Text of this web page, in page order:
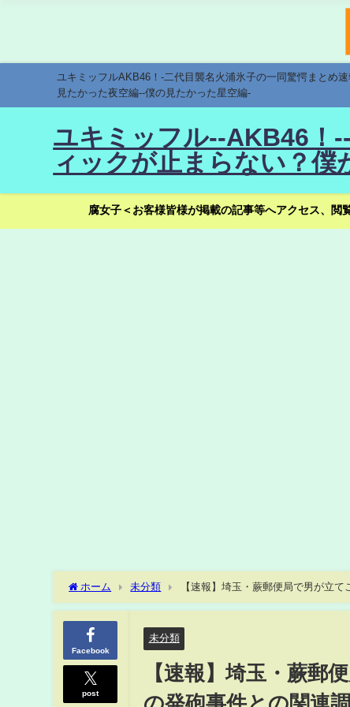
ユキミッフルAKB46！-二代目襲名火浦氷子の一同驚愕まとめ
見たかった夜空編--僕の見たかった星空編-
ユキミッフル--AKB46！
ィックが止まらない？僕
腐女子＜お客様皆様が掲載の記事等へアクセス、
ホーム 未分類 【速報】埼玉・蕨郵便局で男が立
Facebook
post
未分類
【速報】埼玉・蕨